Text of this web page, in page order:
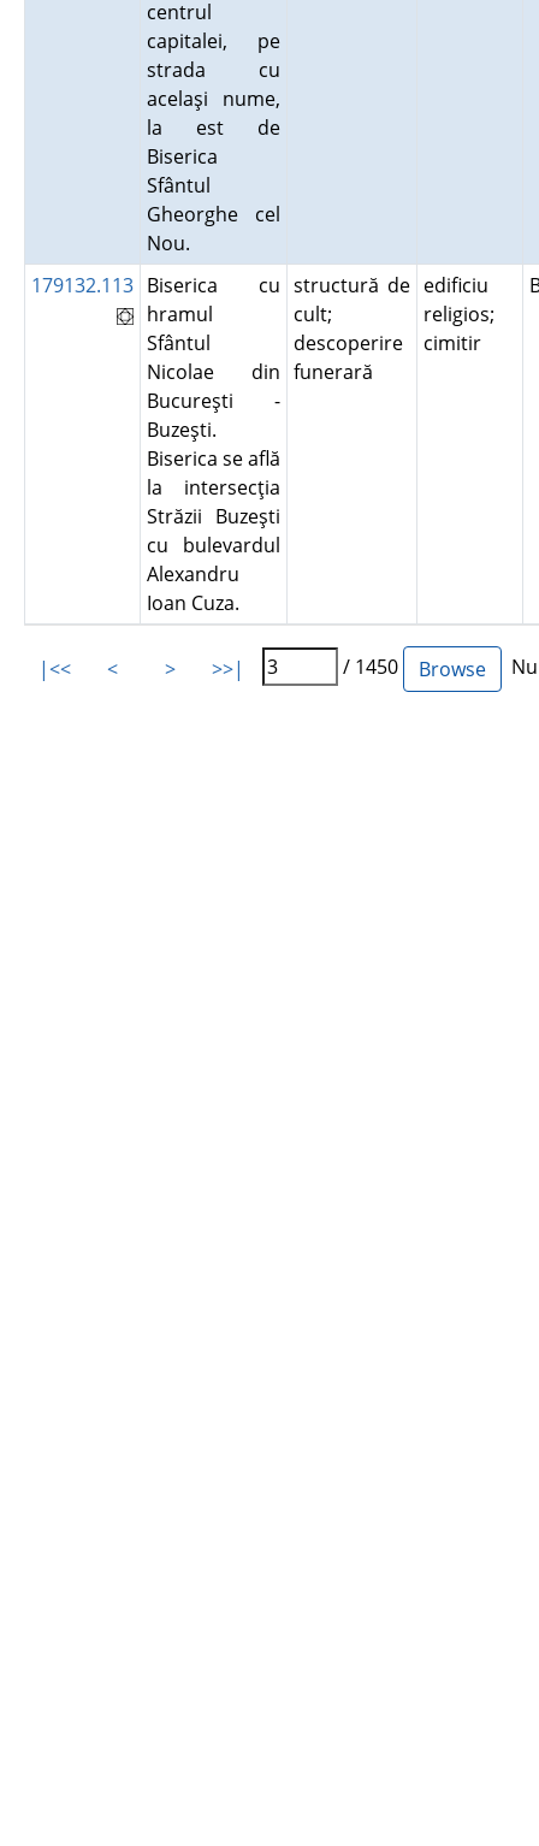
centrul
capitalei, pe
strada cu
acelaşi nume,
la est de
Biserica
Sfântul
Gheorghe cel
Nou.
179132.113 Biserica cu
hramul
Sfântul
Nicolae din
Bucureşti -
Buzeşti.
Biserica se află
la intersecţia
Străzii Buzeşti
cu bulevardul
Alexandru
Ioan Cuza.
structură de
cult;
descoperire
funerară
edificiu
religios;
cimitir
|<< < > >>| / 1450